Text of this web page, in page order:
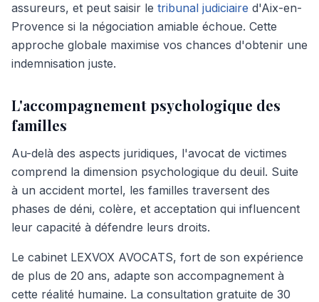
assureurs, et peut saisir le tribunal judiciaire d'Aix-en-
Provence si la négociation amiable échoue. Cette
approche globale maximise vos chances d'obtenir une
indemnisation juste.
L'accompagnement psychologique des
familles
Au-delà des aspects juridiques, l'avocat de victimes
comprend la dimension psychologique du deuil. Suite
à un accident mortel, les familles traversent des
phases de déni, colère, et acceptation qui influencent
leur capacité à défendre leurs droits.
Le cabinet LEXVOX AVOCATS, fort de son expérience
de plus de 20 ans, adapte son accompagnement à
cette réalité humaine. La consultation gratuite de 30